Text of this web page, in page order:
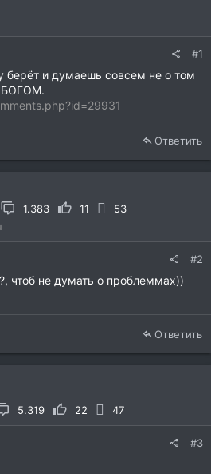
#1
берёт и думаешь совсем не о том
БОГОМ.
Ответить
1.383 11
53
#2
чтоб не думать о проблеммах))
Ответить
5.319 22 47
#3